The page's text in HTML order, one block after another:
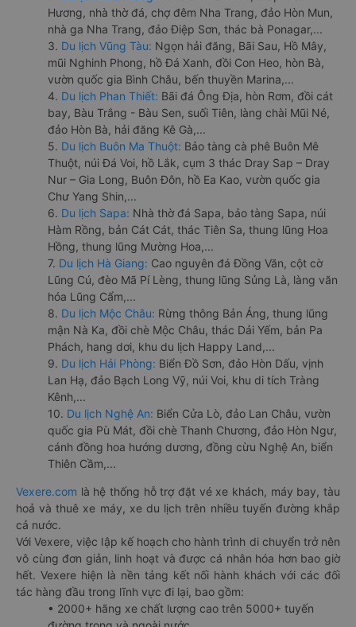
Hương, nhà thờ đá, chợ đêm Nha Trang, đảo Hòn Mun,
nhà ga Nha Trang, đảo Điệp Sơn, thác bà Ponagar,...
3. Du lịch Vũng Tàu: Ngọn hải đăng, Bãi Sau, Hồ Mây,
mũi Nghinh Phong, hồ Đá Xanh, đồi Con Heo, hòn Bà,
vườn quốc gia Bình Châu, bến thuyền Marina,...
4. Du lịch Phan Thiết: Bãi đá Ông Địa, hòn Rơm, đồi cát
bay, Bàu Trắng - Bàu Sen, suối Tiên, làng chài Mũi Né,
đảo Hòn Bà, hải đăng Kê Gà,...
5. Du lịch Buôn Ma Thuột: Bảo tàng cà phê Buôn Mê
Thuột, núi Đá Voi, hồ Lắk, cụm 3 thác Dray Sap – Dray
Nur – Gia Long, Buôn Đôn, hồ Ea Kao, vườn quốc gia
Chư Yang Shin,...
6. Du lịch Sapa: Nhà thờ đá Sapa, bảo tàng Sapa, núi
Hàm Rồng, bản Cát Cát, thác Tiên Sa, thung lũng Hoa
Hồng, thung lũng Mường Hoa,...
7. Du lịch Hà Giang: Cao nguyên đá Đồng Văn, cột cờ
Lũng Cú, đèo Mã Pí Lèng, thung lũng Sủng Là, làng văn
hóa Lũng Cẩm,...
8. Du lịch Mộc Châu: Rừng thông Bản Áng, thung lũng
mận Nà Ka, đồi chè Mộc Châu, thác Dải Yếm, bản Pa
Phách, hang dơi, khu du lịch Happy Land,...
9. Du lịch Hải Phòng: Biển Đồ Sơn, đảo Hòn Dấu, vịnh
Lan Hạ, đảo Bạch Long Vỹ, núi Voi, khu di tích Tràng
Kênh,...
10. Du lịch Nghệ An: Biển Cửa Lò, đảo Lan Châu, vườn
quốc gia Pù Mát, đồi chè Thanh Chương, đảo Hòn Ngư,
cánh đồng hoa hướng dương, đồng cừu Nghệ An, biển
Thiên Cầm,...
Vexere.com là hệ thống hỗ trợ đặt vé xe khách, máy bay, tàu
hoả và thuê xe máy, xe du lịch trên nhiều tuyến đường khắp
cả nước.
Với Vexere, việc lập kế hoạch cho hành trình di chuyển trở nên
vô cùng đơn giản, linh hoạt và được cá nhân hóa hơn bao giờ
hết. Vexere hiện là nền tảng kết nối hành khách với các đối
tác hàng đầu trong lĩnh vực đi lại, bao gồm:
• 2000+ hãng xe chất lượng cao trên 5000+ tuyến